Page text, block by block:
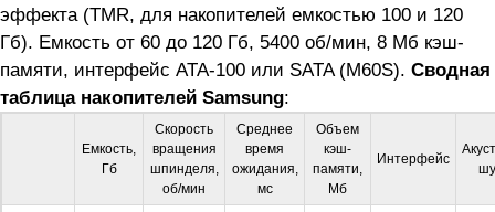
эффекта (TMR, для накопителей емкостью 100 и 120
Гб). Емкость от 60 до 120 Гб, 5400 об/мин, 8 Мб кэш-
памяти, интерфейс ATA-100 или SATA (M60S). Сводная
таблица накопителей Samsung:
Емкость,
Гб
Скорость
вращения
шпинделя,
об/мин
Среднее
время
ожидания,
мс
Объем
кэш-
памяти,
Мб
Интерфейс